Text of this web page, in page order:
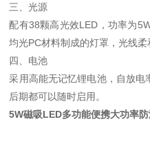
三、光源
配有38颗高光效LED，功率为
均光PC材料制成的灯罩，光线柔
四、电池
采用高能无记忆锂电池，自放电
后期都可以随时启用。
5W磁吸LED多功能便携大功率